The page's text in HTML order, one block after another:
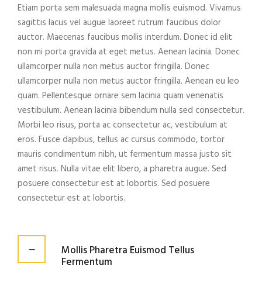
Etiam porta sem malesuada magna mollis euismod. Vivamus
sagittis lacus vel augue laoreet rutrum faucibus dolor
auctor. Maecenas faucibus mollis interdum. Donec id elit
non mi porta gravida at eget metus. Aenean lacinia. Donec
ullamcorper nulla non metus auctor fringilla. Donec
ullamcorper nulla non metus auctor fringilla. Aenean eu leo
quam. Pellentesque ornare sem lacinia quam venenatis
vestibulum. Aenean lacinia bibendum nulla sed consectetur.
Morbi leo risus, porta ac consectetur ac, vestibulum at
eros. Fusce dapibus, tellus ac cursus commodo, tortor
mauris condimentum nibh, ut fermentum massa justo sit
amet risus. Nulla vitae elit libero, a pharetra augue. Sed
posuere consectetur est at lobortis. Sed posuere
consectetur est at lobortis.
Mollis Pharetra Euismod Tellus
Fermentum